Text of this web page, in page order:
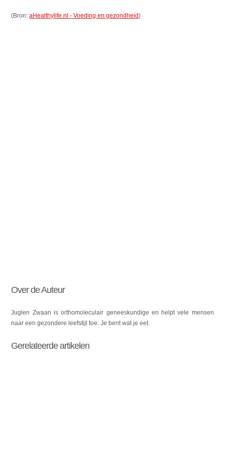
(Bron:aHealthylife.nl - Voeding en gezondheid)
Over de Auteur
Juglen Zwaan is orthomoleculair geneeskundige en helpt vele mensen
naar een gezondere leefstijl toe. Je bent wat je eet.
Gerelateerde artikelen